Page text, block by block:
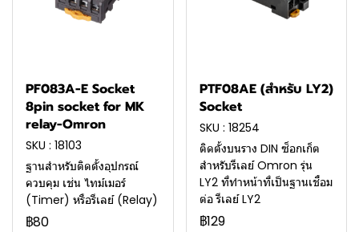
PF083A-E Socket
8pin socket for MK
relay-Omron
SKU : 18103
ฐานสำหรับติดตั้งอุปกรณ์
ควบคุม เช่น ไทม์เมอร์
(Timer) หรือรีเลย์ (Relay)
฿80
PTF08AE (สำหรับ LY2)
Socket
SKU : 18254
ติดตั้งบนราง DIN ซ็อกเก็ต
สำหรับรีเลย์ Omron รุ่น
LY2 ที่ทำหน้าที่เป็นฐานเชื่อม
ต่อ รีเลย์ LY2
฿129